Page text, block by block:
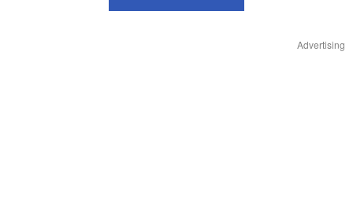
Advertising